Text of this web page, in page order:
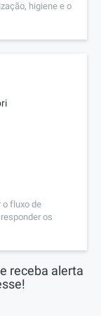
higiene e o
o fluxo de
os
receba alerta